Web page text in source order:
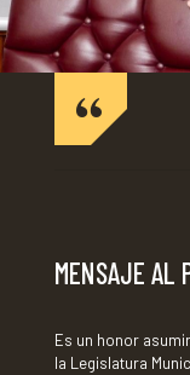
MENSAJE AL
Es un honor
la Legislatura